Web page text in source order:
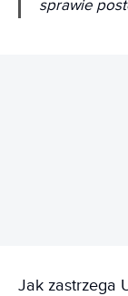
sprawie
Jak zastrzega